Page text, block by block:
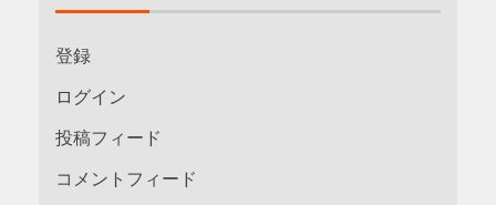
登録
ログイン
投稿フィード
コメントフィード